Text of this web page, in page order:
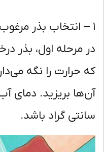
انتخاب بذر مرغوب و
مرحله اول، بذر
حرارت را نگه می‌دارد
گراد باشد.